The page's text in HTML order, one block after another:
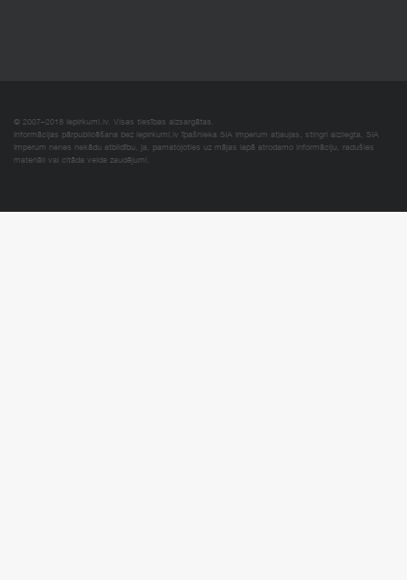
© 2007–2018 Iepirkumi.lv. Visas tiesības aizsargātas.
Informācijas pārpublicēšana bez iepirkumi.lv īpašnieka SIA Imperum atļaujas, stingri aizliegta. SIA
Imperum nenes nekādu atbildību, ja, pamatojoties uz mājas lapā atrodamo informāciju, radušies
materiāli vai citāda veida zaudējumi.